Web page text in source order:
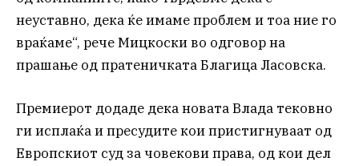
неуставно, дека ќе имаме проблем и тоа ние го
враќаме“, рече Мицкоски во одговор на
прашање од пратеничката Благица Ласовска.
Премиерот додаде дека новата Влада тековно
ги исплаќа и пресудите кои пристигнуваат од
Европскиот суд за човекови права, од кои дел